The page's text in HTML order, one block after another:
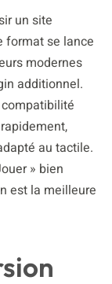
un site
format se lance
modernes
additionnel.
au tactile.
» bien
est la meilleure